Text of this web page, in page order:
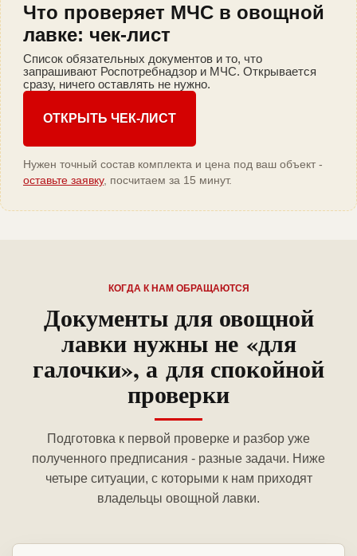
Что проверяет МЧС в овощной
лавке: чек-лист
Список обязательных документов и то, что
запрашивают Роспотребнадзор и МЧС. Открывается
сразу, ничего оставлять не нужно.
ОТКРЫТЬ ЧЕК-ЛИСТ
Нужен точный состав комплекта и цена под ваш объект -
оставьте заявку, посчитаем за 15 минут.
КОГДА К НАМ ОБРАЩАЮТСЯ
Документы для овощной
лавки нужны не «для
галочки», а для спокойной
проверки
Подготовка к первой проверке и разбор уже
полученного предписания - разные задачи. Ниже
четыре ситуации, с которыми к нам приходят
владельцы овощной лавки.